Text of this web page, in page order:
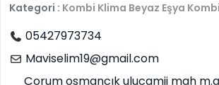
Kategori : Kombi Klima Beyaz Eşya
05427973734
Maviselim19@gmail.com
Çorum osmancık ulucamii mah